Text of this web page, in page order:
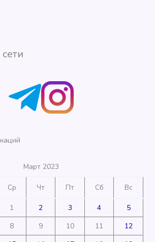
Март 2023
Ср Чт Пт Сб Вс
1 2 3 4
5
8 9 10 11
12